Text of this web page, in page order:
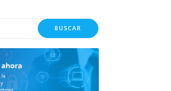
BUSCAR